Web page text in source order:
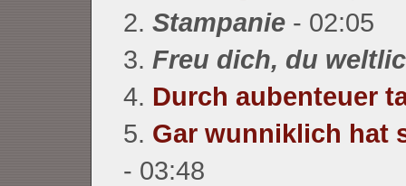
2. Stampanie - 02:05
3. Freu dich, du
4. Durch aubenteuer
5. Gar wunniklich hat
- 03:48